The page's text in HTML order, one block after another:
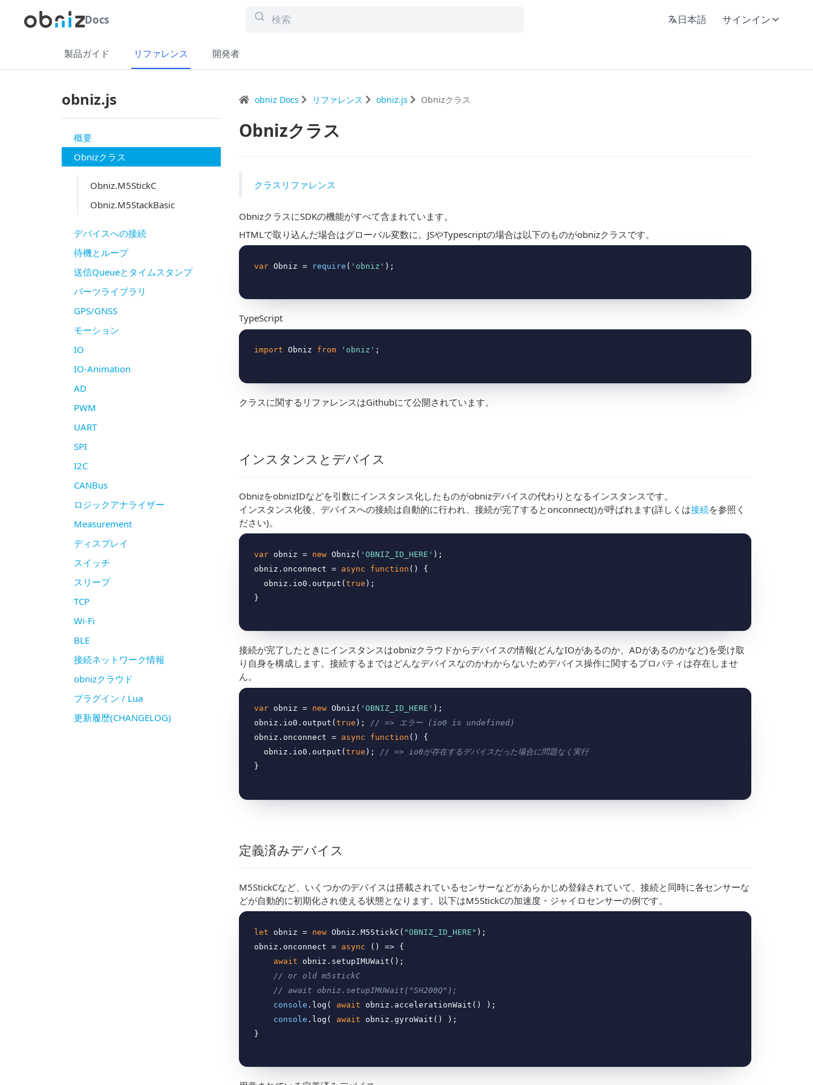
Docs 日本語 サインイン
製品ガイド リファレンス 開発者
obniz.js
概要
Obnizクラス
Obniz.M5StickC
Obniz.M5StackBasic
デバイスへの接続
待機とループ
送信Queueとタイムスタンプ
パーツライブラリ
GPS/GNSS
モーション
IO
IO-Animation
AD
PWM
UART
SPI
I2C
CANBus
ロジックアナライザー
Measurement
ディスプレイ
スイッチ
スリープ
TCP
Wi-Fi
BLE
接続ネットワーク情報
obnizクラウド
プラグイン / Lua
更新履歴(CHANGELOG)
obniz Docs リファレンス obniz.js Obnizクラス
Obnizクラス
クラスリファレンス
ObnizクラスにSDKの機能がすべて含まれています。
HTMLで取り込んだ場合はグローバル変数に。JSやTypescriptの場合は以下のものがobnizクラスです。
var Obniz = require ( 'obniz'
TypeScript
import Obniz from 'obniz'
クラスに関するリファレンスはGithubにて公開されています。
インスタンスとデバイス
ObnizをobnizIDなどを引数にインスタンス化したものがobnizデバイスの代わりとなるインスタンスです。
インスタンス化後、デバイスへの接続は自動的に行われ、接続が完了するとonconnect()が呼ばれます(詳しくは接続を参照く
ださい)。
var obniz = new Obniz( 'OBNIZ_ID_HERE' );
obniz.onconnect = async function ( ) {
  obniz.io0.output(
true );
接続が完了したときにインスタンスはobnizクラウドからデバイスの情報(どんなIOがあるのか、ADがあるのかなど)を受け取
り自身を構成します。接続するまではどんなデバイスなのかわからないためデバイス操作に関するプロパティは存在しませ
ん。
var obniz = new Obniz( 'OBNIZ_ID_HERE' );
obniz.io0.output( true ); // => エラー (io0 is undefined)
obniz.onconnect = async function ( ) {
  obniz.io0.output(
true ); // => io0が存在するデバイスだった場合に問題なく実行
定義済みデバイス
M5StickCなど、いくつかのデバイスは搭載されているセンサーなどがあらかじめ登録されていて、接続と同時に各センサーな
どが自動的に初期化され使える状態となります。以下はM5StickCの加速度・ジャイロセンサーの例です。
let obniz = new Obniz.M5StickC( "OBNIZ_ID_HERE" );
obniz.onconnect = async () => {
await obniz.setupIMUWait();
// or old m5stickC
// await obniz.setupIMUWait("SH200Q");
console .log( await obniz.accelerationWait() );
console .log( await obniz.gyroWait() );